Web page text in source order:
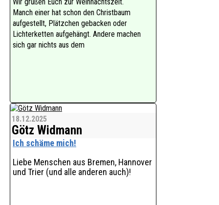
Mit "Weihnachten kommt!"
veröffentlicht das Magical Kids Chor-
und Danceprojekt am
Freitag, 19. Dezember 2025 um 12:00
Uhr ein nagelneues, fröhliches und
Manch einer hat schon den Christbaum
aufgestellt, Plätzchen gebacken oder
Lichterketten aufgehängt. Andere machen
sich gar nichts aus dem
18.12.2025
Götz Widmann
Ich schäme mich!
Liebe Menschen aus Bremen, Hannover
und Trier (und alle anderen auch)!